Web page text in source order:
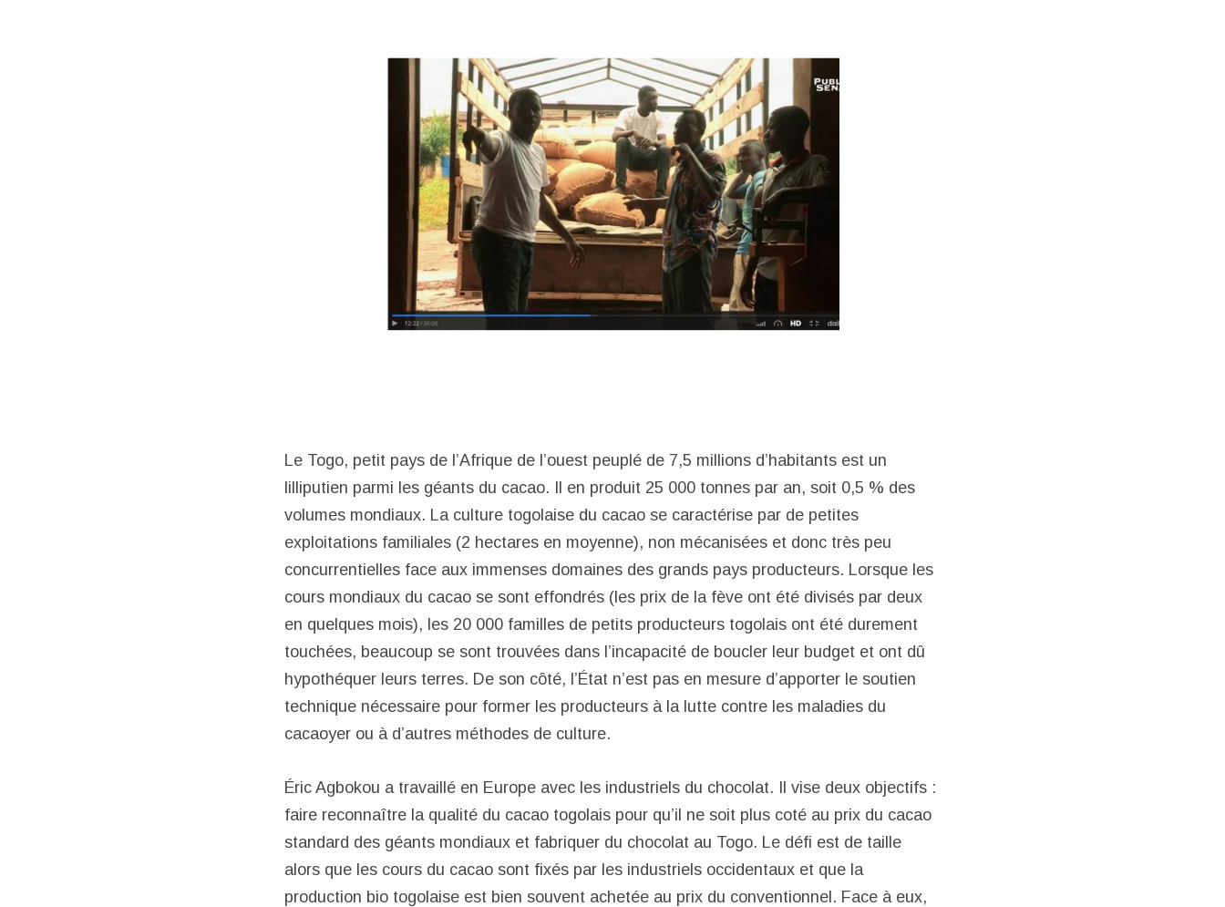
Le Togo, petit pays de l’Afrique de l’ouest peuplé de 7,5 millions d’habitants est un
lilliputien parmi les géants du cacao. Il en produit 25 000 tonnes par an, soit 0,5 % des
volumes mondiaux. La culture togolaise du cacao se caractérise par de petites
exploitations familiales (2 hectares en moyenne), non mécanisées et donc très peu
concurrentielles face aux immenses domaines des grands pays producteurs. Lorsque les
cours mondiaux du cacao se sont effondrés (les prix de la fève ont été divisés par deux
en quelques mois), les 20 000 familles de petits producteurs togolais ont été durement
touchées, beaucoup se sont trouvées dans l’incapacité de boucler leur budget et ont dû
hypothéquer leurs terres. De son côté, l’État n’est pas en mesure d’apporter le soutien
technique nécessaire pour former les producteurs à la lutte contre les maladies du
cacaoyer ou à d’autres méthodes de culture.
Éric Agbokou a travaillé en Europe avec les industriels du chocolat. Il vise deux objectifs :
faire reconnaître la qualité du cacao togolais pour qu’il ne soit plus coté au prix du cacao
standard des géants mondiaux et fabriquer du chocolat au Togo. Le défi est de taille
alors que les cours du cacao sont fixés par les industriels occidentaux et que la
production bio togolaise est bien souvent achetée au prix du conventionnel. Face à eux,